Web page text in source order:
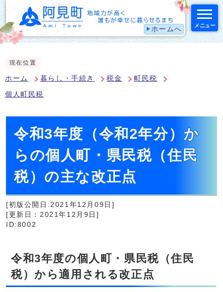
ホームへ メニュー
現在位置
ホーム 暮らし・手続き 税金 町民税
個人町民税
令和3年度（令和2年分）か
らの個人町・県民税（住民
税）の主な改正点
[初版公開日:2021年12月09日]
[更新日：2021年12月9日]
ID:8002
令和3年度の個人町・県民税（住民
税）から適用される改正点